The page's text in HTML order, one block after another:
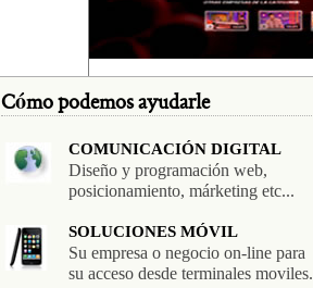
Cómo podemos ayudarle
COMUNICACIÓN DIGITAL
Diseño y programación web,
posicionamiento, márketing etc...
SOLUCIONES MÓVIL
Su empresa o negocio on-line para
su acceso desde terminales moviles.